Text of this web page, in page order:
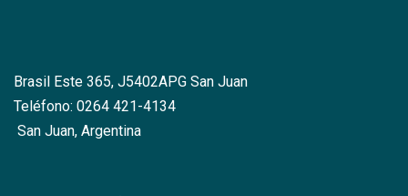
Brasil Este 365, J5402APG San Juan
Teléfono: 0264 421-4134
San Juan, Argentina